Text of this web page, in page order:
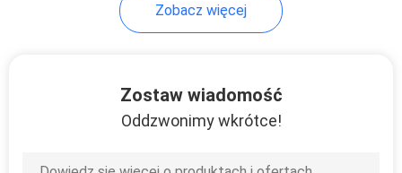
Torba z folii
Zobacz więcej
Zostaw wiadomość
Oddzwonimy wkrótce!